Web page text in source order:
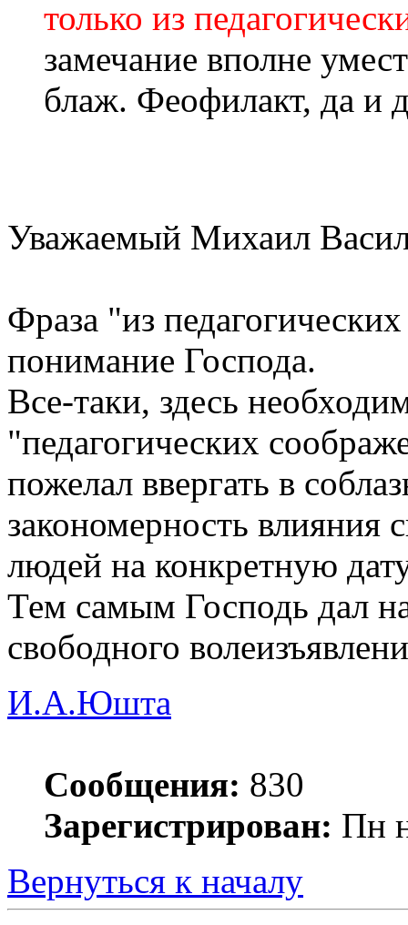
только из
замечание вполне
блаж. Феофилакт, да и
Уважаемый Михаил
Фраза "из
понимание Господа.
Все-таки, здесь
"педагогических
пожелал ввергать в
закономерность влияния
людей на конкретную
Тем самым Господь дал
свободного
И.А.Юшта
Сообщения: 830
Зарегистрирован: Пн
Вернуться к началу